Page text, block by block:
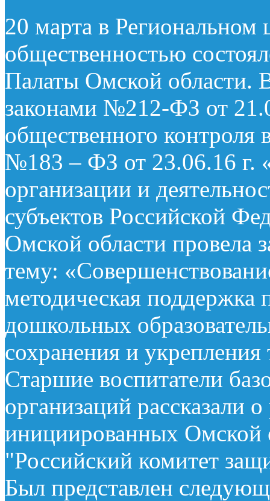
20 марта в Региональном
общественностью
Палаты Омской области.
законами №212-ФЗ от
общественного контроля
№183 – ФЗ от 23.06.16 г.
организации и
субъектов Российской
Омской области провела
тему:
методическая поддержка
дошкольных
сохранения и
Старшие воспитатели
организаций рассказали
инициированных
"Российский комитет
Был представлен